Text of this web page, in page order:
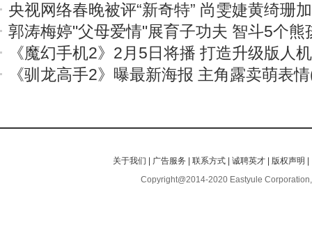
央视网络春晚被评“新奇特” 尚雯婕黄绮珊
郭涛梅婷"父母爱情"展育子功夫 智斗5个熊
《魔幻手机2》2月5日将播 打造升级版人
《驯龙高手2》曝最新海报 主角露卖萌表
关于我们 广告服务 |联系方式 |诚聘英才 版权声明
Copyright@2014-2020 Eastyule